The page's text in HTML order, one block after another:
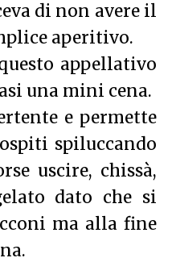
di non avere il
aperitivo.
appellativo
una mini cena.
e permette
spiluccando
uscire, chissà,
dato che si
ma alla fine